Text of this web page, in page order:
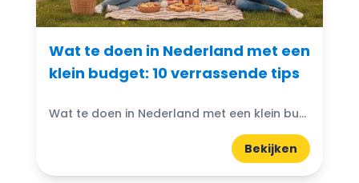
Wat te doen in Nederland met een
klein budget: 10 verrassende tips
Wat te doen in Nederland met een klein budget? Gelukkig zijn er volop budgetvriendelijke uitjes te vinden! Of je nu houdt van de natuur, cultuur of avontuur, er is altijd...
Bekijken